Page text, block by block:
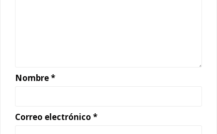
Nombre*
Correo electrónico *